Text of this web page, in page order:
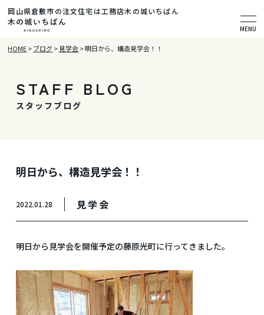
岡山県倉敷市の注文住宅は工務店木の城いちばん
MENU
HOME>ブログ> 見学会>明日から、構造見学会！！
STAFF BLOG
スタッフブログ
明日から、構造見学会！！
2022.01.28 見学会
明日から見学会を開催予定の藤原光町に行ってきました。